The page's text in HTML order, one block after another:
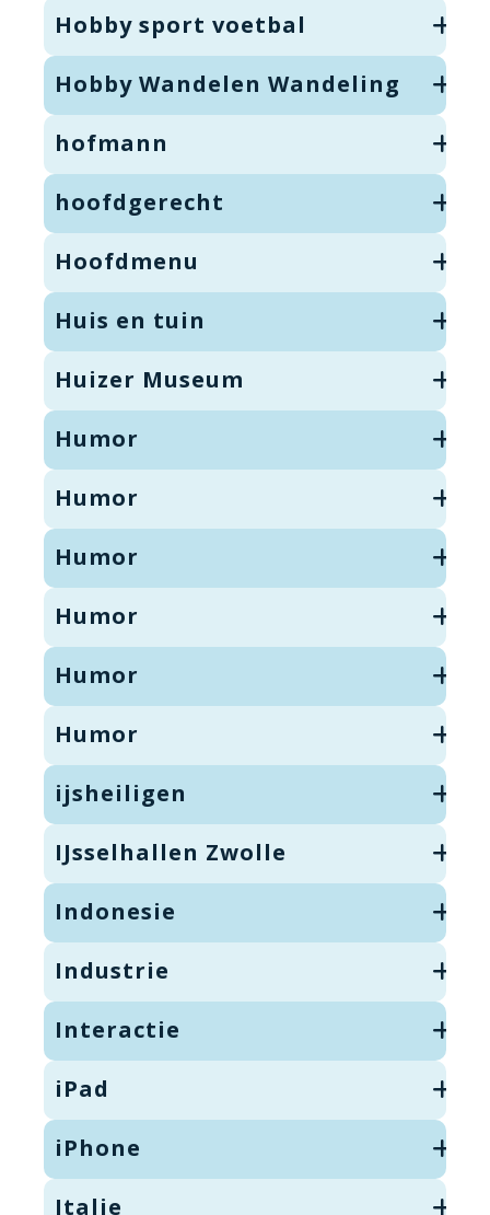
Hobby sport voetbal
Hobby Wandelen Wandeling
hofmann
hoofdgerecht
Hoofdmenu
Huis en tuin
Huizer Museum
Humor
Humor
Humor
Humor
Humor
Humor
ijsheiligen
IJsselhallen Zwolle
Indonesie
Industrie
Interactie
iPad
iPhone
Italie